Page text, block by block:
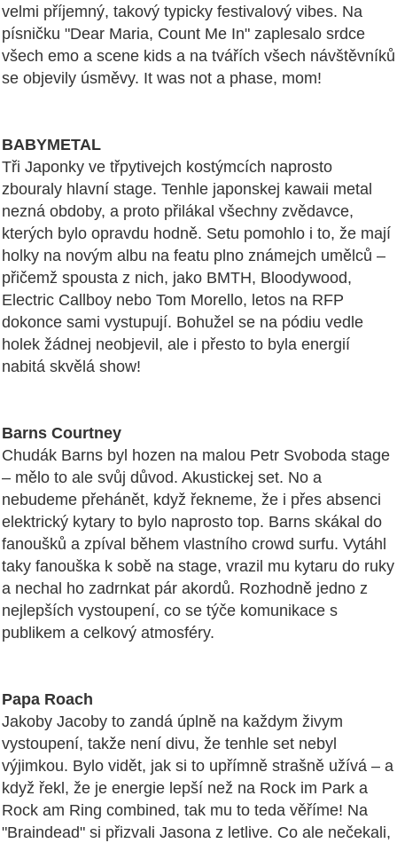
velmi příjemný, takový typicky festivalový vibes. Na
písničku "Dear Maria, Count Me In" zaplesalo srdce
všech emo a scene kids a na tvářích všech návštěvníků
se objevily úsměvy. It was not a phase, mom!
BABYMETAL
Tři Japonky ve třpytivejch kostýmcích naprosto
zbouraly hlavní stage. Tenhle japonskej kawaii metal
nezná obdoby, a proto přilákal všechny zvědavce,
kterých bylo opravdu hodně. Setu pomohlo i to, že mají
holky na novým albu na featu plno známejch umělců –
přičemž spousta z nich, jako BMTH, Bloodywood,
Electric Callboy nebo Tom Morello, letos na RFP
dokonce sami vystupují. Bohužel se na pódiu vedle
holek žádnej neobjevil, ale i přesto to byla energií
nabitá skvělá show!
Barns Courtney
Chudák Barns byl hozen na malou Petr Svoboda stage
– mělo to ale svůj důvod. Akustickej set. No a
nebudeme přehánět, když řekneme, že i přes absenci
elektrický kytary to bylo naprosto top. Barns skákal do
fanoušků a zpíval během vlastního crowd surfu. Vytáhl
taky fanouška k sobě na stage, vrazil mu kytaru do ruky
a nechal ho zadrnkat pár akordů. Rozhodně jedno z
nejlepších vystoupení, co se týče komunikace s
publikem a celkový atmosféry.
Papa Roach
Jakoby Jacoby to zandá úplně na každym živym
vystoupení, takže není divu, že tenhle set nebyl
výjimkou. Bylo vidět, jak si to upřímně strašně užívá – a
když řekl, že je energie lepší než na Rock im Park a
Rock am Ring combined, tak mu to teda věříme! Na
"Braindead" si přizvali Jasona z letlive. Co ale nečekali,